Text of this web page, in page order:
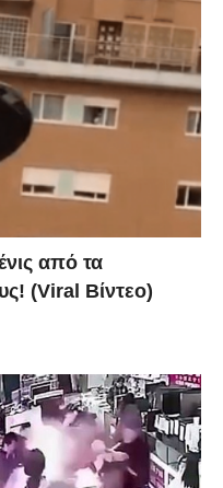
από τα
(Viral Βίντεο)